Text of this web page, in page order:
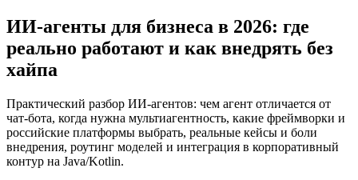
ИИ-агенты для бизнеса в 2026: где
реально работают и как внедрять без
хайпа
Практический разбор ИИ-агентов: чем агент отличается от
чат-бота, когда нужна мультиагентность, какие фреймворки и
российские платформы выбрать, реальные кейсы и боли
внедрения, роутинг моделей и интеграция в корпоративный
контур на Java/Kotlin.